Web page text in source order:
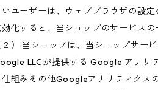
ユーザーは、ウェブブラウザの設
化すると、当ショップのサービス
） 当ショップは、当ショップサー
LLCが提供する Google アナリ
組みその他Googleアナリティクス